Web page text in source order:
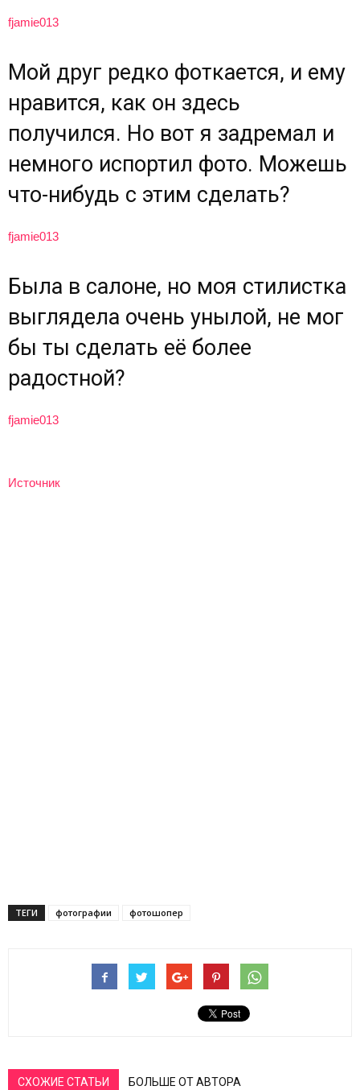
fjamie013
Мой друг редко фоткается, и ему
нравится, как он здесь
получился. Но вот я задремал и
немного испортил фото. Можешь
что-нибудь с этим сделать?
fjamie013
Была в салоне, но моя стилистка
выглядела очень унылой, не мог
бы ты сделать её более
радостной?
fjamie013
Источник
ТЕГИ фотографии фотошопер
СХОЖИЕ СТАТЬИ БОЛЬШЕ ОТ АВТОРА